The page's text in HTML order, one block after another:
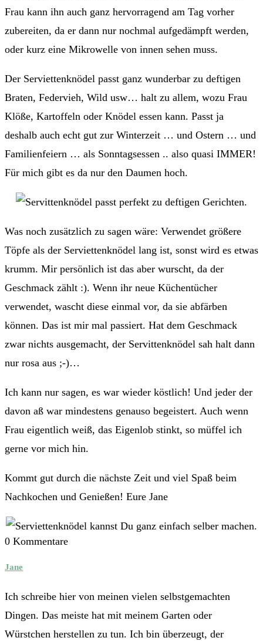
Frau kann ihn auch ganz hervorragend am Tag vorher
zubereiten, da er dann nur nochmal aufgedämpft werden,
oder kurz eine Mikrowelle von innen sehen muss.
Der Serviettenknödel passt ganz wunderbar zu deftigen
Braten, Federvieh, Wild usw… halt zu allem, wozu Frau
Klöße, Kartoffeln oder Knödel essen kann. Passt ja
deshalb auch echt gut zur Winterzeit … und Ostern … und
Familienfeiern … als Sonntagsessen .. also quasi IMMER!
Für mich gibt es da nur den Daumen hoch.
Was noch zusätzlich zu sagen wäre: Verwendet größere
Töpfe als der Serviettenknödel lang ist, sonst wird es etwas
krumm. Mir persönlich ist das aber wurscht, da der
Geschmack zählt :). Wenn ihr neue Küchentücher
verwendet, wascht diese einmal vor, da sie abfärben
können. Das ist mir mal passiert. Hat dem Geschmack
zwar nichts ausgemacht, der Servittenknödel sah halt dann
nur rosa aus ;-)…
Ich kann nur sagen, es war wieder köstlich! Und jeder der
davon aß war mindestens genauso begeistert. Auch wenn
Frau eigentlich weiß, das Eigenlob stinkt, so müffel ich
gerne vor mich hin.
Kommt gut durch die nächste Zeit und viel Spaß beim
Nachkochen und Genießen! Eure Jane
0 Kommentare
Jane
Ich schreibe hier von meinen vielen selbstgemachten
Dingen. Das meiste hat mit meinem Garten oder
Würstchen herstellen zu tun. Ich bin überzeugt, der